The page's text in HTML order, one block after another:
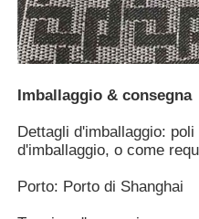
Popolare tricotti i
Sciarpa con silenziatore
Ski Gloves
Imballaggio & consegna
Dettagli d'imballaggio:
d'imballaggio, o come
Porto: Porto di Shanghai